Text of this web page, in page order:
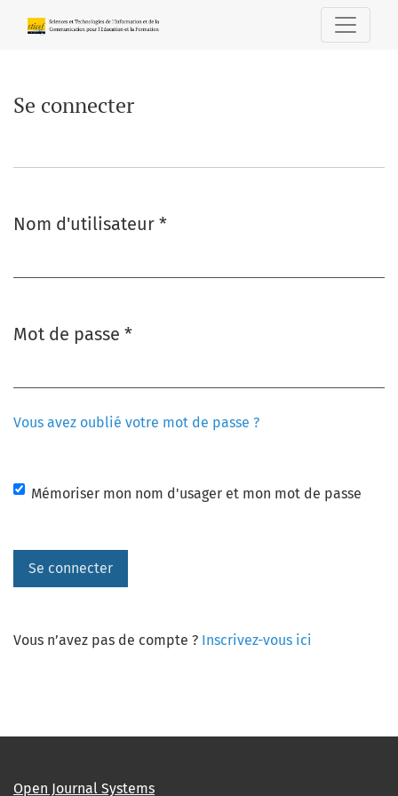
Se connecter
Se connecter
Nom d'utilisateur *
Mot de passe *
Vous avez oublié votre mot de passe ?
Mémoriser mon nom d'usager et mon mot de passe
Se connecter
Vous n’avez pas de compte ? Inscrivez-vous ici
Open Journal Systems